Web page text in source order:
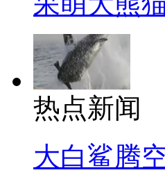
热点新闻
大白鲨腾